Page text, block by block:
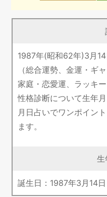
1987年(昭和62年)3月
（総合運勢、金運・ギ
家庭・恋愛運、ラッキ
性格診断について生年
月日占いでワンポイン
ます。
生
誕生日： 1987年3 月 14日